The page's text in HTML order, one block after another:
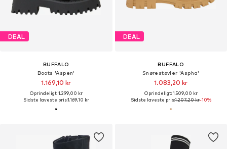
DEAL
BUFFALO
Boots 'Aspen'
1.169,10 kr
Oprindeligt: 1.299,00 kr
Sidste laveste pris:1.169,10 kr
DEAL
BUFFALO
Snørestøvler 'Aspha'
1.083,20 kr
Oprindeligt: 1.509,00 kr
Sidste laveste pris:1.207,20 kr-10%